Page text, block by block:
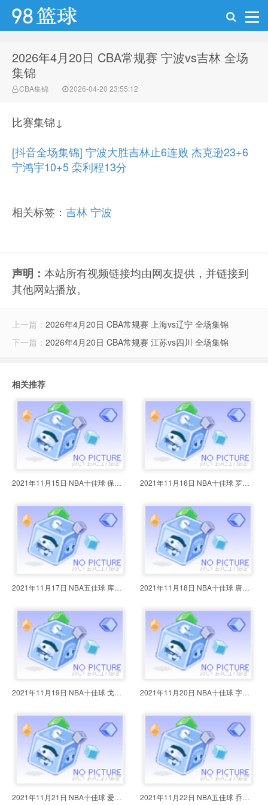
98篮球网
2026年4月20日 CBA常规赛 宁波vs吉林 全场
集锦
CBA集锦 2026-04-20 23:55:12
比赛集锦↓
[抖音全场集锦] 宁波大胜吉林止6连败 杰克逊23+6
宁鸿宇10+5 栾利程13分
相关标签： 吉林 宁波
声明： 本站所有视频链接均由网友提供，并链接到
其他网站播放。
上一篇： 2026年4月20日 CBA常规赛 上海vs辽宁 全场集锦
下一篇： 2026年4月20日 CBA常规赛 江苏vs四川 全场集锦
相关推荐
2021年11月15日 NBA十佳球 保罗穿 2021年11月16日 NBA十佳球 罗斯送
2021年11月17日 NBA五佳球 库里超 2021年11月18日 NBA十佳球 唐斯回
2021年11月19日 NBA十佳球 戈贝尔 2021年11月20日 NBA十佳球 字母哥
2021年11月21日 NBA十佳球 爱德华 2021年11月22日 NBA五佳球 乔治凶